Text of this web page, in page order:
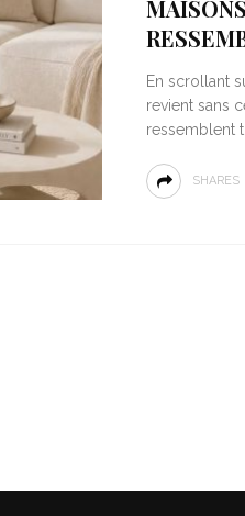
En scrollant
revient sans
ressemblent
SHARES